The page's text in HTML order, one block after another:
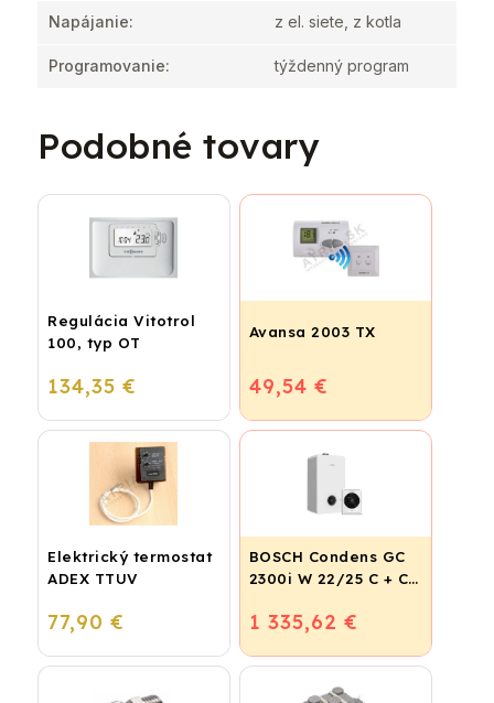
Napájanie: z el. siete, z kotla
Programovanie: týždenný program
Podobné tovary
Regulácia Vitotrol
100, typ OT
134,35 €
Avansa 2003 TX
49,54 €
Elektrický termostat
ADEX TTUV
77,90 €
BOSCH Condens GC
2300i W 22/25 C + CR
1 335,62 €